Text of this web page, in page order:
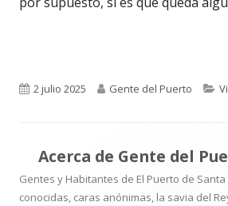
Publicado
2 julio 2025 Autor
Gente del Puerto
Acerca de Gente del
Gentes y Habitantes de El Puerto de
conocidas, caras anónimas, la savia del